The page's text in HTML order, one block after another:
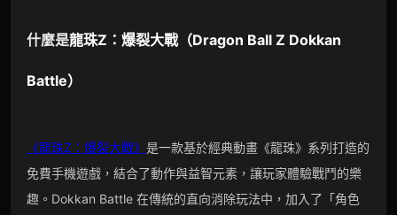
什麼是龍珠Z：爆裂大戰（Dragon Ball Z Dokkan
Battle）
《龍珠Z：爆裂大戰》 是一款基於經典動畫《龍珠》系列打造的
免費手機遊戲，結合了動作與益智元素，讓玩家體驗戰鬥的樂
趣。Dokkan Battle 在傳統的直向消除玩法中，加入了「角色